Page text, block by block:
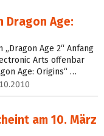
Dragon Age:
Age 2“ Anfang
Arts offenbar
Age: Origins“ …
am 10. März